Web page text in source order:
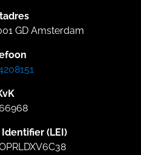
GD Amsterdam
(LEI)